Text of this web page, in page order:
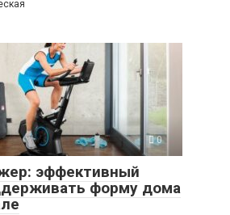
0
эффективный
форму дома